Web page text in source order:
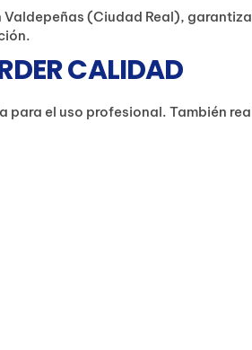
(Ciudad Real),
CALIDAD
para el uso profesional. También